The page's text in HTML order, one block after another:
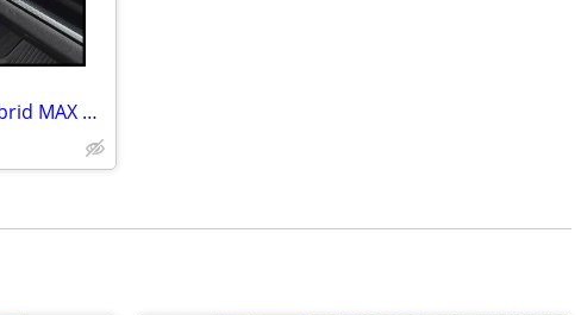
2024 Toyota Grand Highlander Hybrid MAX Platinum AWD